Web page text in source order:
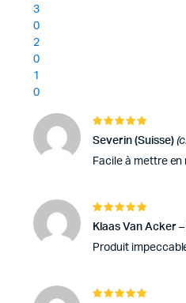
3
0
2
0
1
0
5sur 5
Severin (Suisse)
Facile à mettre en
5sur 5
Klaas Van Acker
Produit